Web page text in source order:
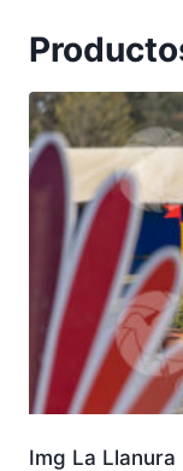
Img La Llanura